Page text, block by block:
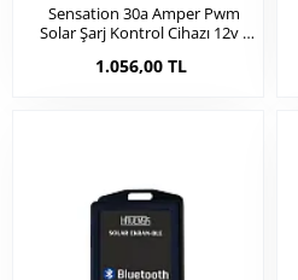
Sensation 30a Amper Pwm
Solar Şarj Kontrol Cihazı 12v /
1.056,00 TL